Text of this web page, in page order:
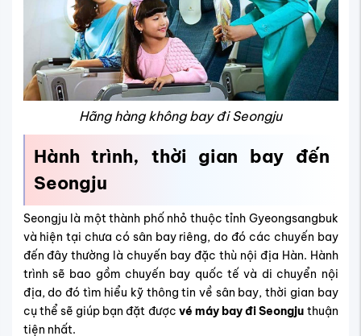
Hãng hàng không bay đi Seongju
Hành trình, thời gian bay đến
Seongju
Seongju là một thành phố nhỏ thuộc tỉnh Gyeongsangbuk
và hiện tại chưa có sân bay riêng, do đó các chuyến bay
đến đây thường là chuyến bay đặc thù nội địa Hàn. Hành
trình sẽ bao gồm chuyến bay quốc tế và di chuyển nội
địa, do đó tìm hiểu kỹ thông tin về sân bay, thời gian bay
cụ thể sẽ giúp bạn đặt được vé máy bay đi Seongju thuận
tiện nhất.